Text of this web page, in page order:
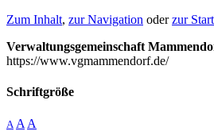
Zum Inhalt, zur Navigation oderzur
Verwaltungsgemeinschaft
https://www.vgmammendorf.de/
Schriftgröße
A A A